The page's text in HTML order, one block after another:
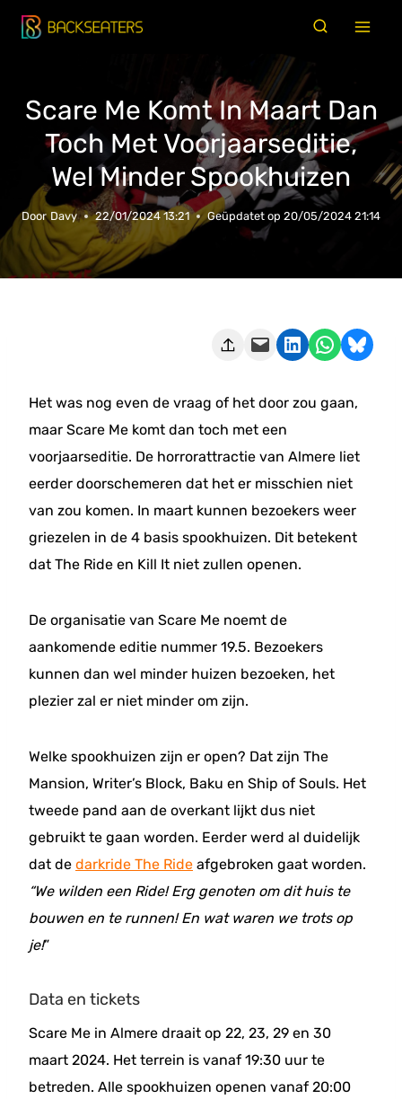
Doorgaan
naar
Scare Me Komt In Maart Dan
Toch Met Voorjaarseditie,
Wel Minder Spookhuizen
Door Davy 22/01/2024 13:21 Geüpdatet op 20/05/2024 21:14
Deze pagina e-mailen Delen op LinkedIn Delen via WhatsApp Share on Bluesky
Het was nog even de vraag of het door zou gaan,
maar Scare Me komt dan toch met een
voorjaarseditie. De horrorattractie van Almere liet
eerder doorschemeren dat het er misschien niet
van zou komen. In maart kunnen bezoekers weer
griezelen in de 4 basis spookhuizen. Dit betekent
dat The Ride en Kill It niet zullen openen.
De organisatie van Scare Me noemt de
aankomende editie nummer 19.5. Bezoekers
kunnen dan wel minder huizen bezoeken, het
plezier zal er niet minder om zijn.
Welke spookhuizen zijn er open? Dat zijn The
Mansion, Writer’s Block, Baku en Ship of Souls. Het
tweede pand aan de overkant lijkt dus niet
gebruikt te gaan worden. Eerder werd al duidelijk
dat de darkride The Ride afgebroken gaat worden.
“We wilden een Ride! Erg genoten om dit huis te
bouwen en te runnen! En wat waren we trots op
je!”
Data en tickets
Scare Me in Almere draait op 22, 23, 29 en 30
maart 2024. Het terrein is vanaf 19:30 uur te
betreden. Alle spookhuizen openen vanaf 20:00